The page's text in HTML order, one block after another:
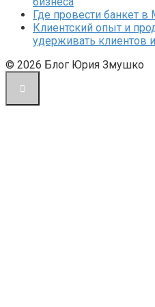
Где провести банкет в
Клиентский опыт и
удерживать клиентов
© 2026 Блог Юрия Змушко